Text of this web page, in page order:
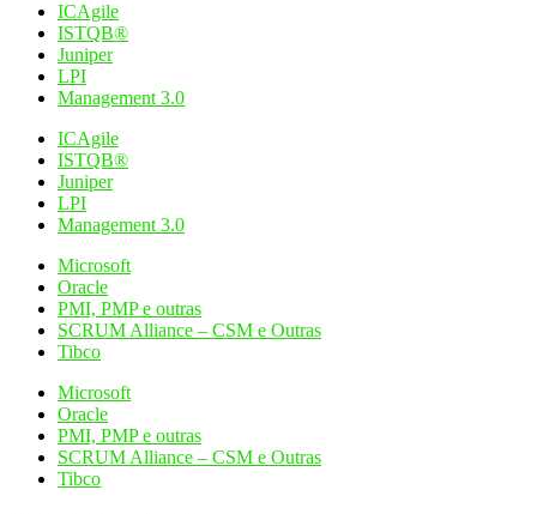
ICAgile
ISTQB®
Juniper
LPI
Management 3.0
ICAgile
ISTQB®
Juniper
LPI
Management 3.0
Microsoft
Oracle
PMI, PMP e outras
SCRUM Alliance – CSM e Outras
Tibco
Microsoft
Oracle
PMI, PMP e outras
SCRUM Alliance – CSM e Outras
Tibco